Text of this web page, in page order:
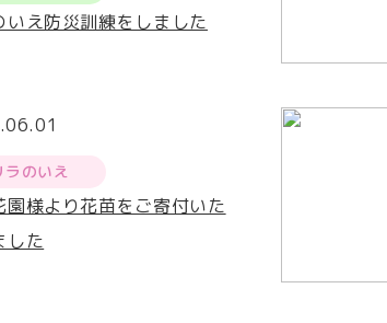
いえ防災訓練をしました
ラのいえ
園様より花苗をご寄付いた
した